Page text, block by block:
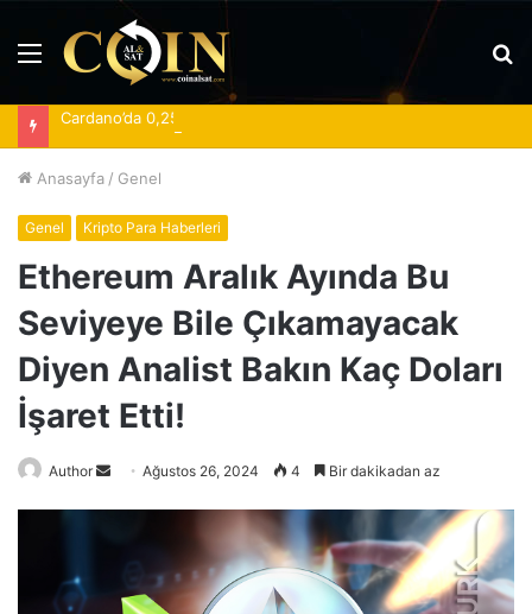
Menü
Anasayfa / Genel
Genel Kripto Para Haberleri
Ethereum Aralık Ayında Bu
Seviyeye Bile Çıkamayacak
Diyen Analist Bakın Kaç Doları
İşaret Etti!
Author
Bir
Ağustos 26, 2024 4 Bir dakikadan az